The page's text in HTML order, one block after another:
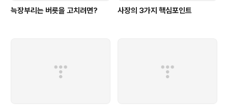
늑장부리는 버릇을 고치려면? 사장의 3가지 핵심포인트